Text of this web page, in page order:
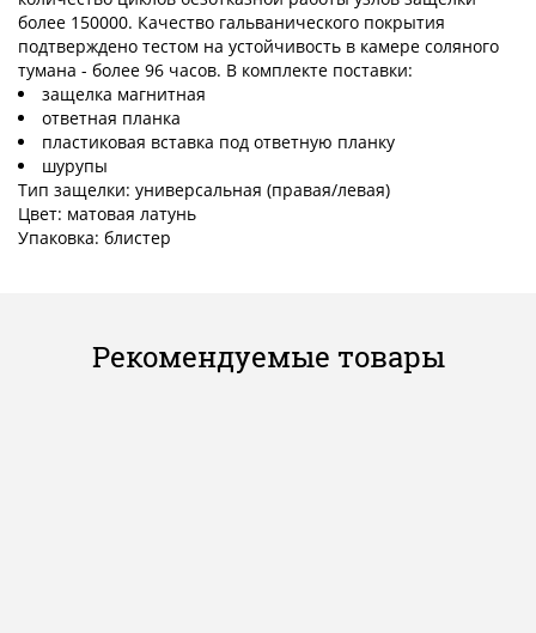
более 150000. Качество гальванического покрытия
подтверждено тестом на устойчивость в камере соляного
тумана - более 96 часов. В комплекте поставки:
защелка магнитная
ответная планка
пластиковая вставка под ответную планку
шурупы
Тип защелки: универсальная (правая/левая)
Цвет: матовая латунь
Упаковка: блистер
Рекомендуемые товары